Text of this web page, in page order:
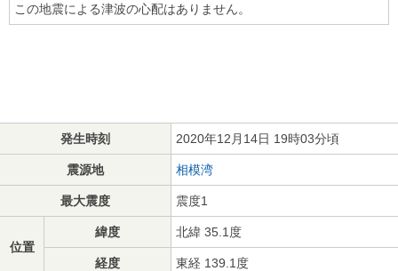
この地震による津波の心配はありません。
発生時刻 2020年12月14日 19時03分頃
震源地 相模湾
最大震度 震度1
位置
緯度 北緯 35.1度
経度 東経 139.1度